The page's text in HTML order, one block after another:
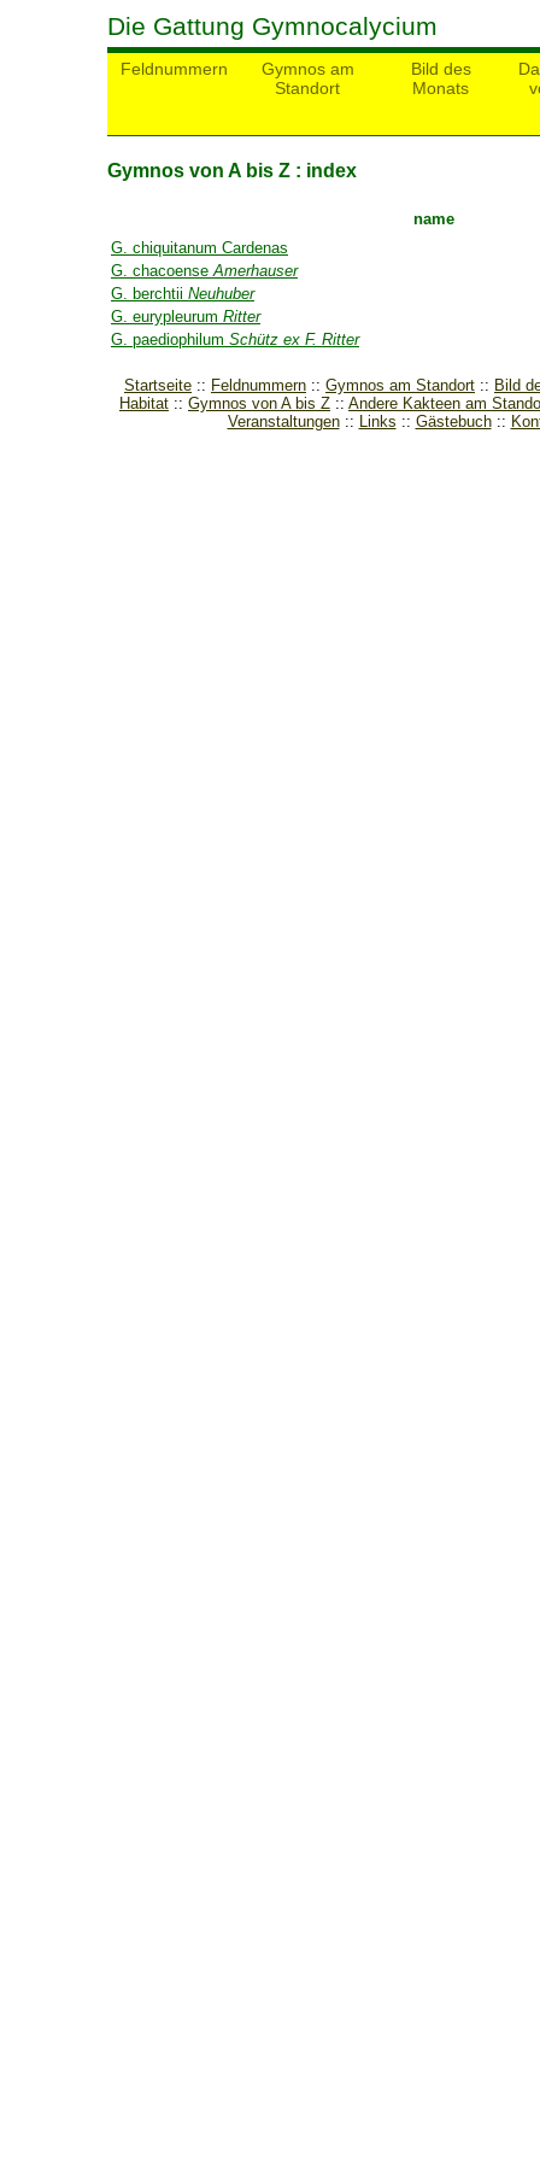
Die Gattung Gymnocalycium
Feldnummern
Gymnos am
Standort
Bild des
Monats
Gymnos von A bis Z : index
name
G. chiquitanum Cardenas
G. chacoense Amerhauser
G. berchtii Neuhuber
G. eurypleurum Ritter
G. paediophilum Schütz ex F. Ritter
Startseite Feldnummern Gymnos am Standort
Bild
Habitat
Gymnos von A bis Z
Andere Kakteen am
Veranstaltungen
Links Gästebuch